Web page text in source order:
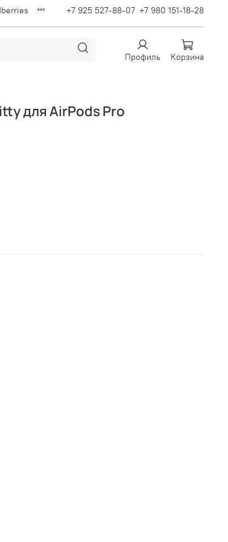
+7 925 527-88-07 +7 980 151-18-28
Профиль
Корзина
для AirPods Pro